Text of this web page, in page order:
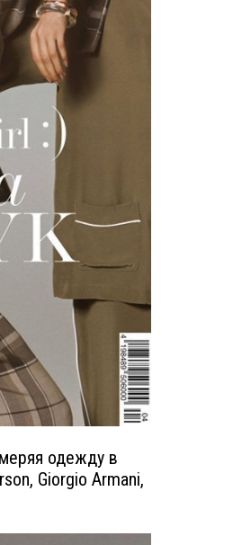
одежду в
Giorgio Armani,